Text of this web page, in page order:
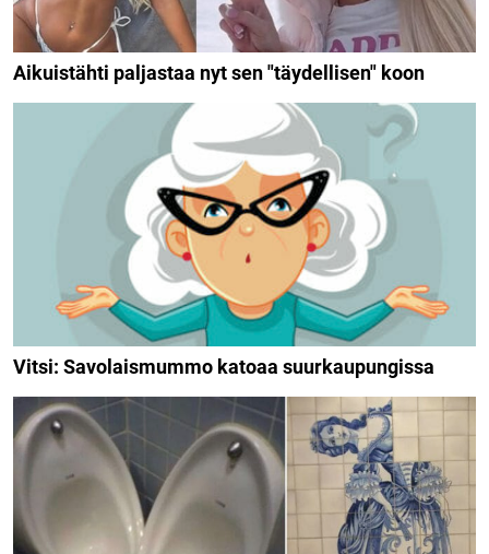
Aikuistähti paljastaa nyt sen "täydellisen" koon
Vitsi: Savolaismummo katoaa suurkaupungissa